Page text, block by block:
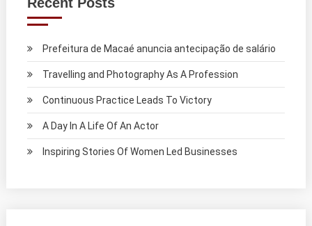
Prefeitura de Macaé anuncia antecipação de salário
Travelling and Photography As A Profession
Continuous Practice Leads To Victory
A Day In A Life Of An Actor
Inspiring Stories Of Women Led Businesses